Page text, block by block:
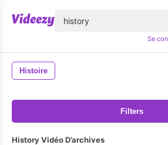
Se
Histoire
Filters
History Vidéo D’archives